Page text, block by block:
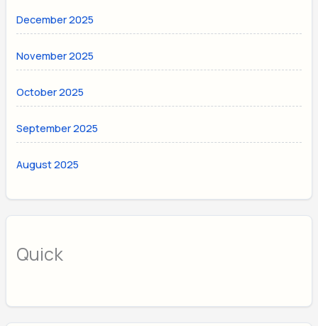
December 2025
November 2025
October 2025
September 2025
August 2025
Quick